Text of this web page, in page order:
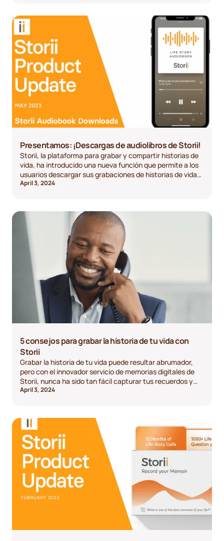
Presentamos: ¡Descargas de audiolibros de Storii!
Storii, la plataforma para grabar y compartir historias de
vida, ha introducido una nueva función que permite a los
usuarios descargar sus grabaciones de historias de vida
como audiolibros, lo que les brinda una mayor
April 3, 2024
5 consejos para grabar la historia de tu vida con
Storii
Grabar la historia de tu vida puede resultar abrumador,
pero con el innovador servicio de memorias digitales de
Storii, nunca ha sido tan fácil capturar tus recuerdos y
compartirlos con tus seres queridos. ¡Aquí tienes cinco
April 3, 2024